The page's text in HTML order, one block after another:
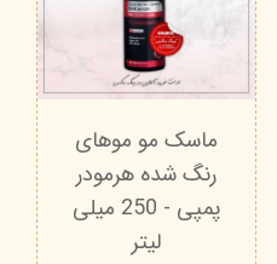
ماسک مو موهای
رنگ شده هرمودر
پمپی - 250 میلی
لیتر